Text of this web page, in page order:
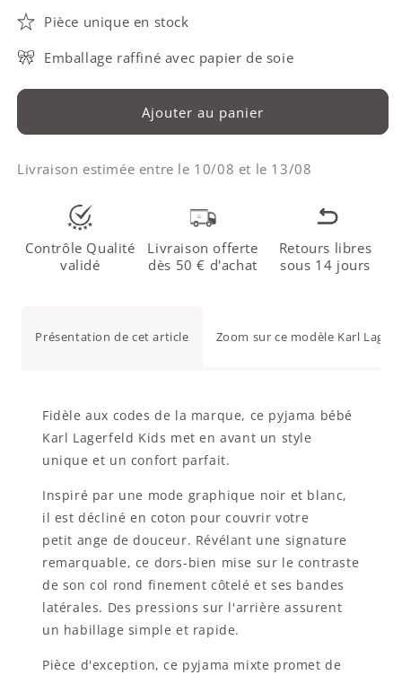
Pièce unique en stock
Emballage raffiné avec papier de soie
Ajouter au panier
Livraison estimée entre le 10/08 et le 13/08
Contrôle Qualité
validé
Livraison offerte
dès 50 € d'achat
Retours libres
sous 14 jours
Présentation de cet article Zoom sur ce modèle Karl
Fidèle aux codes de la marque, ce pyjama bébé
Karl Lagerfeld Kids met en avant un style
unique et un confort parfait.
Inspiré par une mode graphique noir et blanc,
il est décliné en coton pour couvrir votre
petit ange de douceur. Révélant une signature
remarquable, ce dors-bien mise sur le contraste
de son col rond finement côtelé et ses bandes
latérales. Des pressions sur l'arrière assurent
un habillage simple et rapide.
Pièce d'exception, ce pyjama mixte promet de